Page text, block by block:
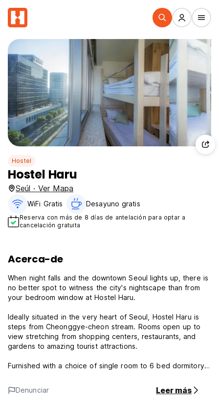
Hostel
Hostel Haru
Seúl · Ver Mapa
WiFi Gratis Desayuno gratis
Reserva con más de 8 días de antelación para optar a
cancelación gratuita
Acerca-de
When night falls and the downtown Seoul lights up, there is
no better spot to witness the city's nightscape than from
your bedroom window at Hostel Haru.
Ideally situated in the very heart of Seoul, Hostel Haru is
steps from Cheonggye-cheon stream. Rooms open up to
view stretching from shopping centers, restaurants, and
gardens to amazing tourist attractions.
Furnished with a choice of single room to 6 bed dormitory
13 rooms and one community lounge in a buzzing
downtown Seoul setting, Hostel Haru is the perfect city
Denunciar Leer más